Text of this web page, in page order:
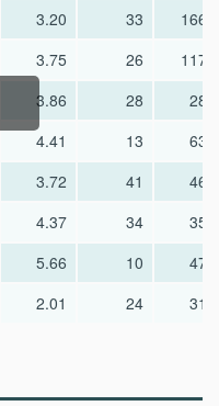
3.20 33
166.0
3.75 26
117.2
3.86 28
28.0
4.41 13
63.1
3.72 41
46.0
4.37 34
35.0
5.66 10
47.2
2.01 24 31.1